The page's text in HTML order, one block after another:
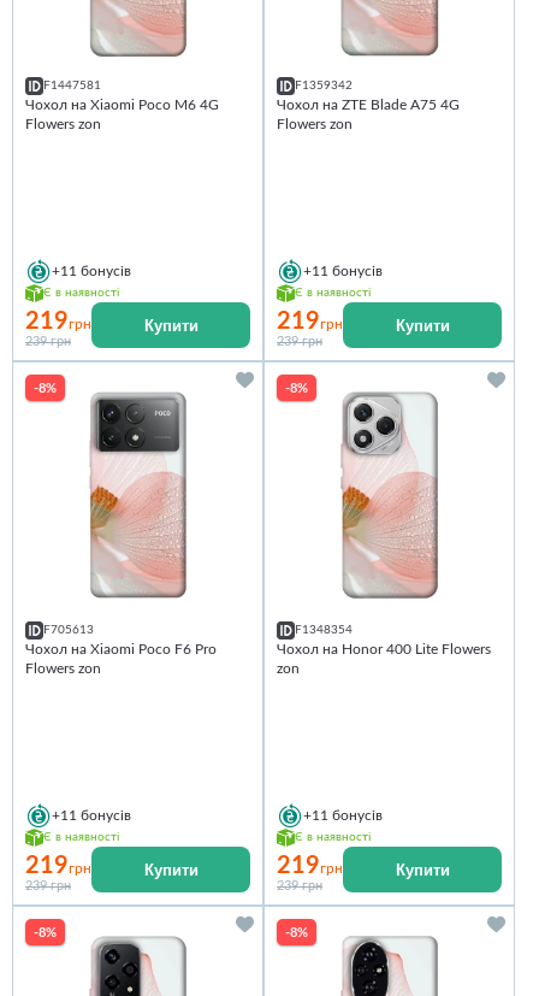
F1447581
Чохол на Xiaomi Poco M6 4G
Flowers zon
+11 бонусів
Є в наявності
219грн
239 грн
Купити
F1359342
Чохол на ZTE Blade A75 4G
Flowers zon
+11 бонусів
Є в наявності
219грн
239 грн
Купити
-8%
F705613
Чохол на Xiaomi Poco F6 Pro
Flowers zon
+11 бонусів
Є в наявності
219грн
239 грн
Купити
-8%
F1348354
Чохол на Honor 400 Lite Flowers
zon
+11 бонусів
Є в наявності
219грн
239 грн
Купити
-8% -8%